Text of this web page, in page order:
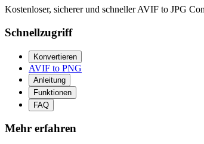
Kostenloser, sicherer und schneller AVIF to JPG
Schnellzugriff
Konvertieren
AVIF to PNG
Anleitung
Funktionen
FAQ
Mehr erfahren